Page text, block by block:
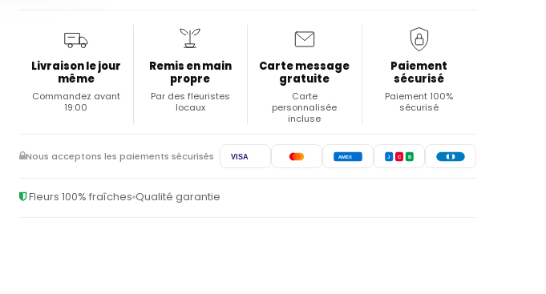
Livraison le jour
même
Commandez avant
19:00
Remis en main
propre
Par des fleuristes
locaux
Carte message
gratuite
Carte
personnalisée
incluse
Paiement
sécurisé
Paiement 100%
sécurisé
Nous acceptons les paiements sécurisés VISA AMEX J C B
Fleurs 100% fraîches Qualité garantie